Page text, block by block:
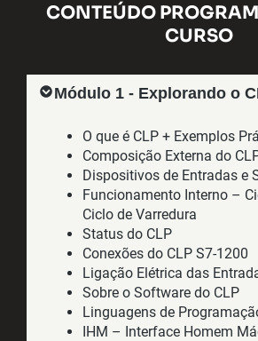
CONTEÚDO
CURSO
Módulo 1 - Explorando o
O que é CLP + Exemplos
Composição Externa do
Dispositivos de Entradas e
Funcionamento Interno –
Ciclo de Varredura
Status do CLP
Conexões do CLP S7-1200
Ligação Elétrica das
Sobre o Software do CLP
Linguagens de
IHM – Interface Homem